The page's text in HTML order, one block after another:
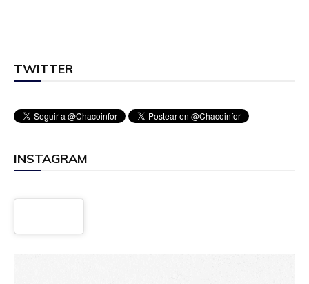
TWITTER
INSTAGRAM